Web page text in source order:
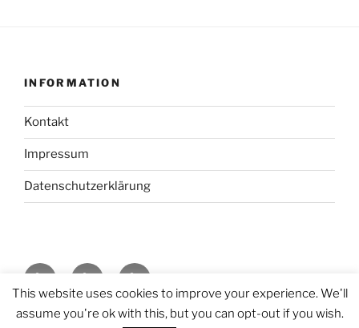
INFORMATION
Kontakt
Impressum
Datenschutzerklärung
KontaktImpressumDatenschutzerklärung
Datenschutzerklärung Stolz präsentiert von WordPress
This website uses cookies to improve your experience. We'll
assume you're ok with this, but you can opt-out if you wish.